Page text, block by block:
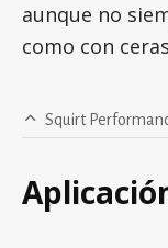
aunque no
como con
Squirt